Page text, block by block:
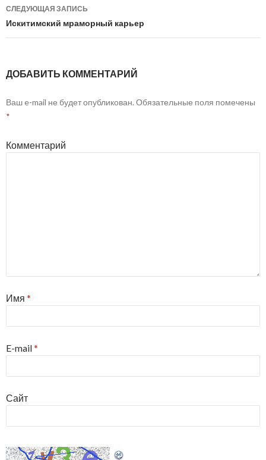
записям
СЛЕДУЮЩАЯ ЗАПИСЬ
Искитимский мраморный карьер
ДОБАВИТЬ КОММЕНТАРИЙ
Ваш e-mail не будет опубликован. Обязательные поля помечены
*
Комментарий
Имя *
E-mail*
Сайт